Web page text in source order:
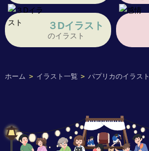
ホーム > イラスト一覧 > パプリカのイラスト
３Dイラスト
のイラスト